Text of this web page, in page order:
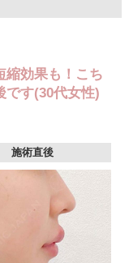
縮効果も！こち
です(30代女性)
施術直後